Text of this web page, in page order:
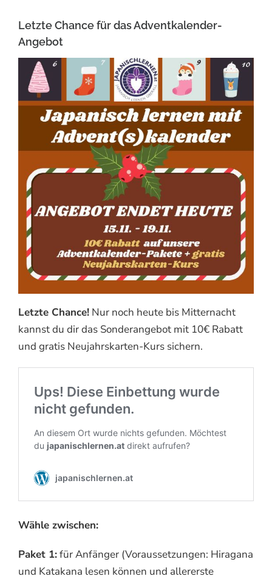
Letzte Chance für das Adventkalender-
Angebot
Letzte Chance! Nur noch heute bis Mitternacht
kannst du dir das Sonderangebot mit 10€ Rabatt
und gratis Neujahrskarten-Kurs sichern.
Wähle zwischen:
Paket 1:für Anfänger (Voraussetzungen: Hiragana
und Katakana lesen können und allererste